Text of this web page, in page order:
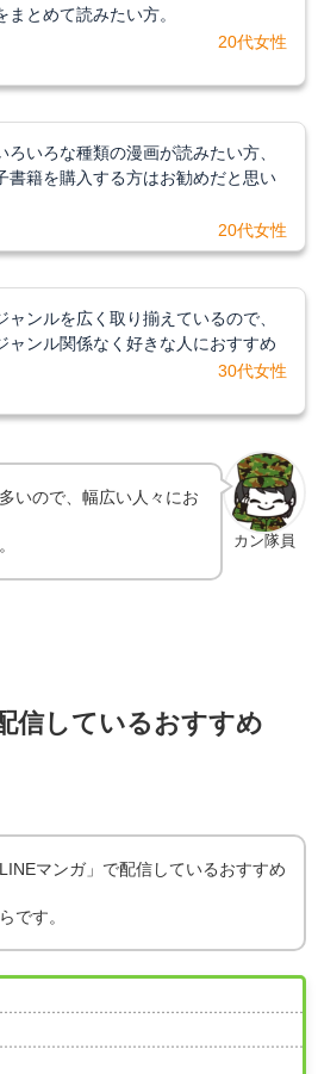
まとめて読みたい方。
20代女性
ろいろな種類の漫画が読みたい方、
書籍を購入する方はお勧めだと思い
20代女性
ャンルを広く取り揃えているので、
ャンル関係なく好きな人におすすめ
30代女性
カン隊員
いので、幅広い人々にお
信しているおすすめ
マンガ」で配信しているおすすめ
です。